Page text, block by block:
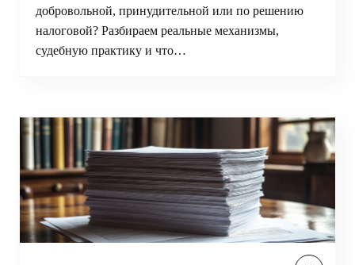
добровольной, принудительной или по решению
налоговой? Разбираем реальные механизмы,
судебную практику и что…